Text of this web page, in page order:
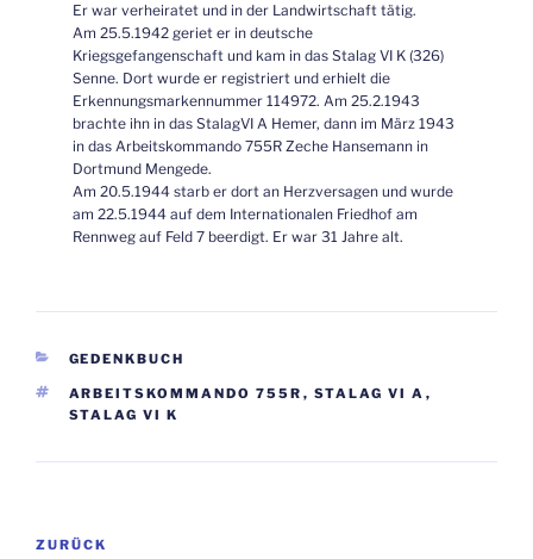
Er war verheiratet und in der Landwirtschaft tätig.
Am 25.5.1942 geriet er in deutsche
Kriegsgefangenschaft und kam in das Stalag VI K (326)
Senne. Dort wurde er registriert und erhielt die
Erkennungsmarkennummer 114972. Am 25.2.1943
brachte ihn in das StalagVI A Hemer, dann im März 1943
in das Arbeitskommando 755R Zeche Hansemann in
Dortmund Mengede.
Am 20.5.1944 starb er dort an Herzversagen und wurde
am 22.5.1944 auf dem Internationalen Friedhof am
Rennweg auf Feld 7 beerdigt. Er war 31 Jahre alt.
KATEGORIEN
GEDENKBUCH
SCHLAGWÖRTER
ARBEITSKOMMANDO 755R , STALAG VI A ,
STALAG VI K
Beitragsnavigation
Vorheriger
ZURÜCK